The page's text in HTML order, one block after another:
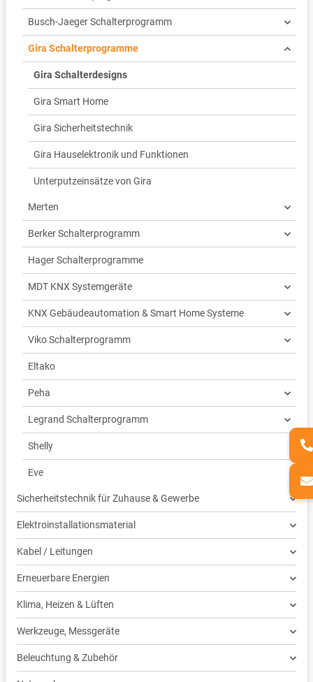
Busch-Jaeger Schalterprogramm
Gira Schalterprogramme
Gira Schalterdesigns
Gira Smart Home
Gira Sicherheitstechnik
Gira Hauselektronik und Funktionen
Unterputzeinsätze von Gira
Merten
Berker Schalterprogramm
Hager Schalterprogramme
MDT KNX Systemgeräte
KNX Gebäudeautomation & Smart Home Systeme
Viko Schalterprogramm
Eltako
Peha
Legrand Schalterprogramm
Shelly
Eve
Sicherheitstechnik für Zuhause & Gewerbe
Elektroinstallationsmaterial
Kabel / Leitungen
Erneuerbare Energien
Klima, Heizen & Lüften
Werkzeuge, Messgeräte
Beleuchtung & Zubehör